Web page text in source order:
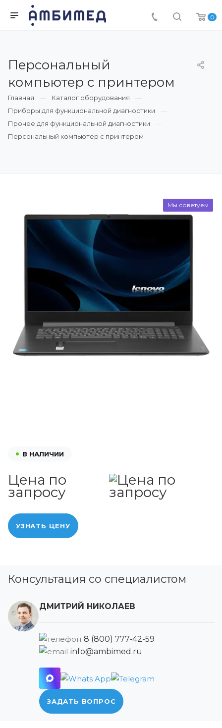
0
Персональный
компьютер с принтером
Главная
Каталог оборудования
Приборы для функциональной диагностики
Прочее для функциональной диагностики
Персональный компьютер с принтером
Мы советуем
В НАЛИЧИИ
Цена по
запросу
УЗНАТЬ ЦЕНУ
Консультация со специалистом
ДМИТРИЙ НИКОЛАЕВ
8 (800) 777-42-59
info@ambimed.ru
ЗАДАТЬ ВОПРОС